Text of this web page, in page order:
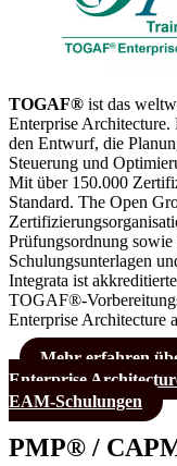
TOGAF® ist das
Enterprise
den Entwurf, die
Steuerung und
Mit über 150.000
Standard. The Open
Prüfungsordnung
Schulungsunterlagen
Integrata ist
TOGAF®-
Enterprise Architecture
Mehr erfahren
Enterprise
EAM-Schulungen
PMP® /